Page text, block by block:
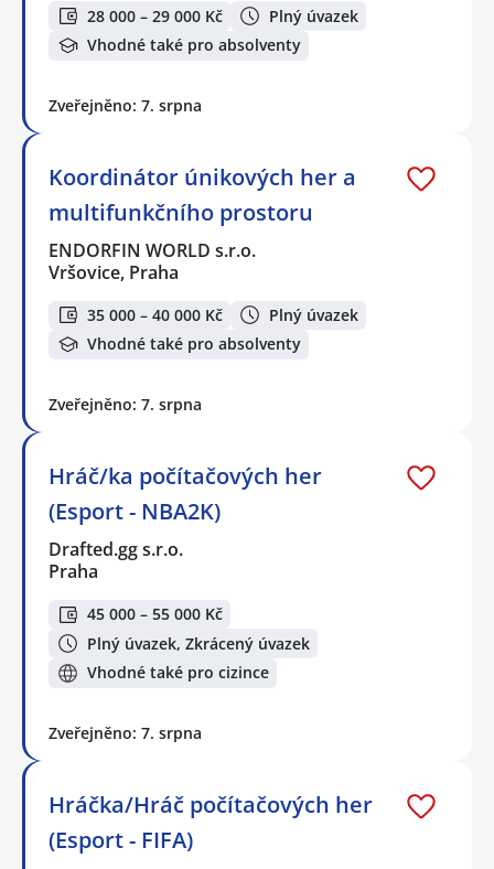
28 000 – 29 000 Kč
Plný úvazek
Vhodné také pro absolventy
Zveřejněno: 7. srpna
Koordinátor únikových her a
multifunkčního prostoru
ENDORFIN WORLD s.r.o.
Vršovice, Praha
35 000 – 40 000 Kč
Plný úvazek
Vhodné také pro absolventy
Zveřejněno: 7. srpna
Hráč/ka počítačových her
(Esport - NBA2K)
Drafted.gg s.r.o.
Praha
45 000 – 55 000 Kč
Plný úvazek, Zkrácený úvazek
Vhodné také pro cizince
Zveřejněno: 7. srpna
Hráčka/Hráč počítačových her
(Esport - FIFA)